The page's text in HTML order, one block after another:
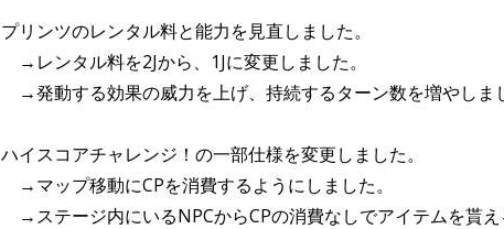
プリンツのレンタル料と能力を見直しました。
→ レンタル料を2Jから、1Jに変更しました。
→発動する効果の威力を上げ、持続するターン数を増やしま
ハイスコアチャレンジ！の一部仕様を変更しました。
→マップ移動にCPを消費するようにしました。
→ステージ内にいるNPCからCPの消費なしでアイテムを貰え